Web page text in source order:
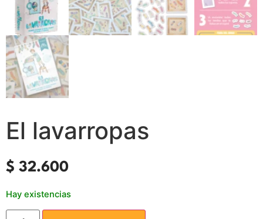
El lavarropas
$ 32.600
Hay existencias